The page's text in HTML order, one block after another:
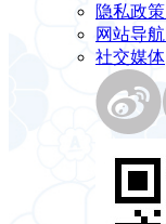
隐私政策
网站导航
社交媒体